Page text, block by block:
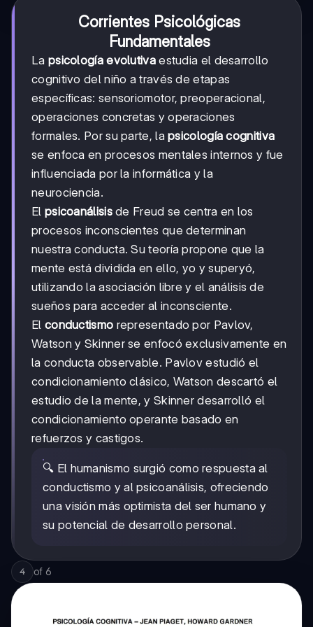
Corrientes Psicológicas
Fundamentales
La psicología evolutivaestudia el desarrollo
cognitivo del niño a través de etapas
específicas: sensoriomotor, preoperacional,
operaciones concretas y operaciones
formales. Por su parte, lapsicología cognitiva
se enfoca en procesos mentales internos y fue
influenciada por la informática y la
neurociencia.
El psicoanálisisde Freud se centra en los
procesos inconscientes que determinan
nuestra conducta. Su teoría propone que la
mente está dividida en ello, yo y superyó,
utilizando la asociación libre y el análisis de
sueños para acceder al inconsciente.
El conductismo representado por Pavlov,
Watson y Skinner se enfocó exclusivamente en
la conducta observable. Pavlov estudió el
condicionamiento clásico, Watson descartó el
estudio de la mente, y Skinner desarrolló el
condicionamiento operante basado en
refuerzos y castigos.
🔍 El humanismo surgió como respuesta al
conductismo y al psicoanálisis, ofreciendo
una visión más optimista del ser humano y
su potencial de desarrollo personal.
4 of 6